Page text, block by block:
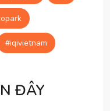
#iqivietnam
ĐÂY